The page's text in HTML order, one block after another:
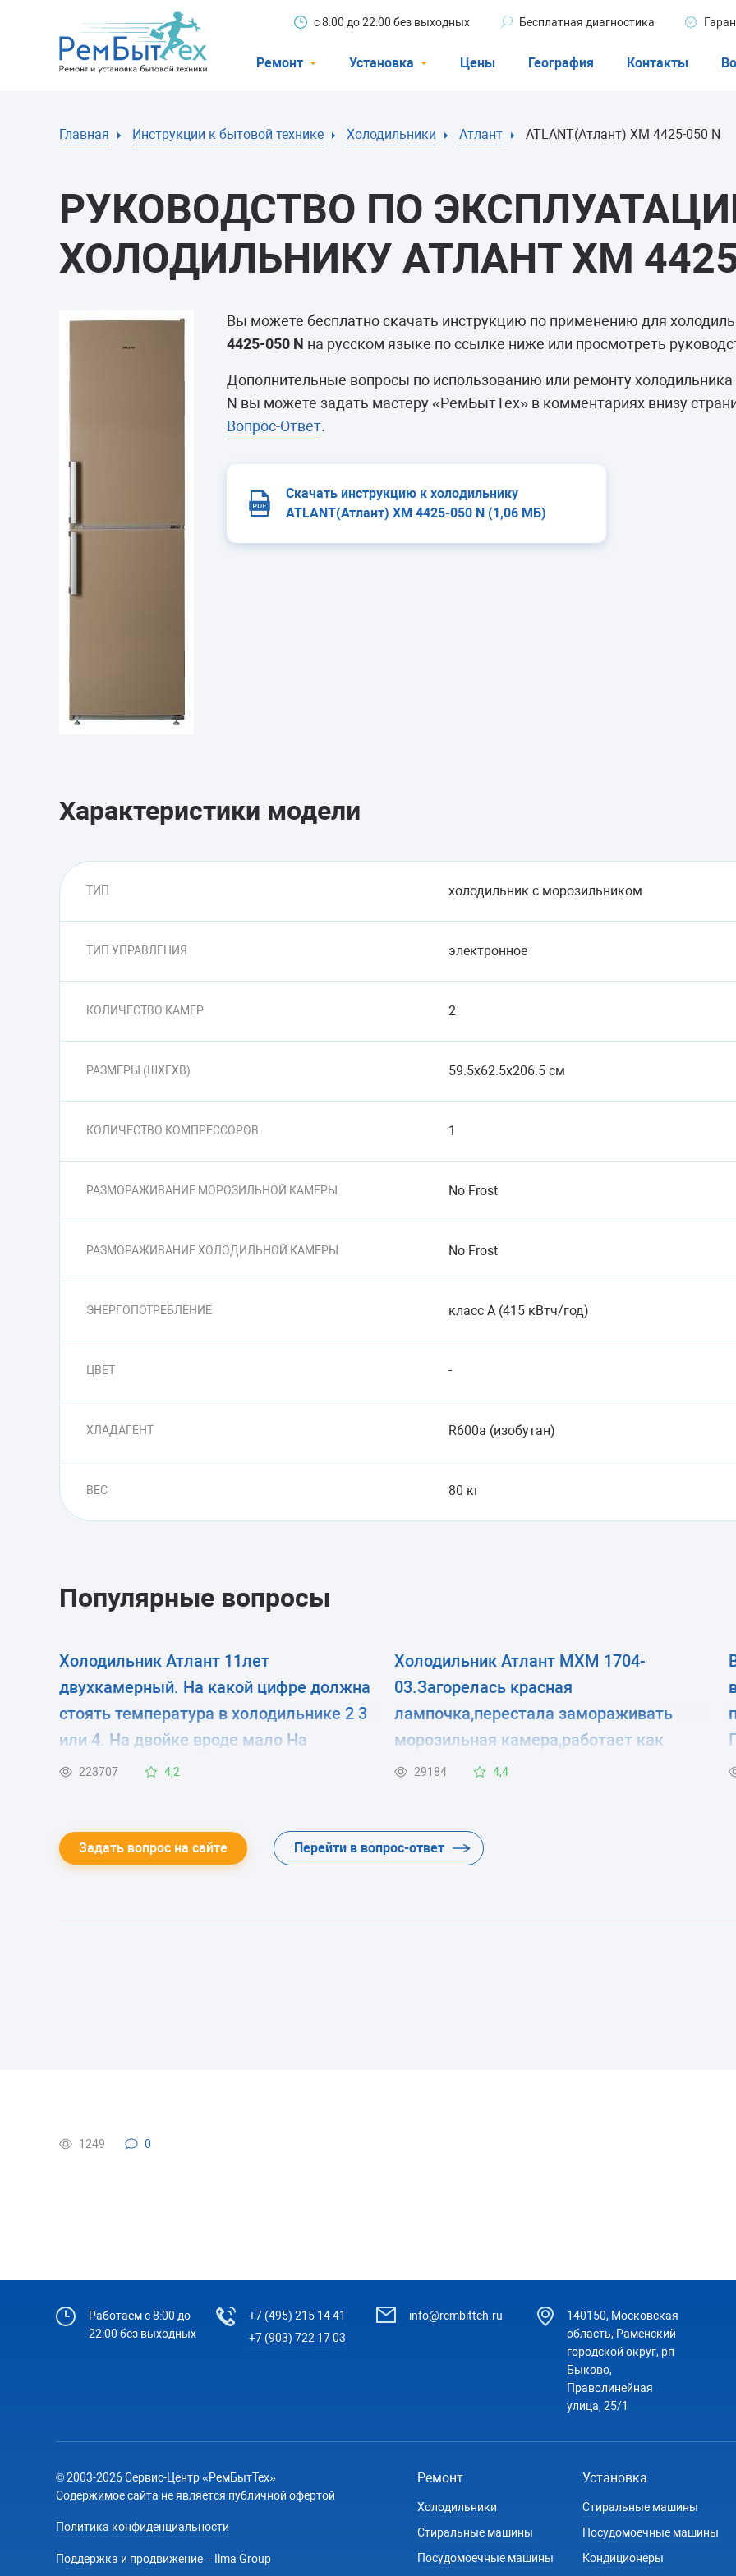
с 8:00 до 22:00 без выходных Бесплатная диагностика
Ремонт
Стиральные машины
Телевизоры
Варочные панели
Духовные шкафы
Сушильные машины
Установка
Посудомоечные машины
Цены География Контакты
Главная Инструкции к бытовой технике Холодильники Атлант ATLANT(Атлант) ХМ 4425-050 N
РУКОВОДСТВО ПО
ХОЛОДИЛЬНИКУ АТЛАНТ ХМ
Вы можете бесплатно скачать инструкцию по применению для
4425-050 N на русском языке по ссылке ниже или просмотреть
Дополнительные вопросы по использованию или ремонту
N вы можете задать мастеру «РемБытТех» в комментариях внизу
Вопрос-Ответ.
Скачать инструкцию к холодильнику
ATLANT(Атлант) ХМ 4425-050 N (1,06 МБ)
Характеристики модели
ТИП холодильник с морозильником
ТИП УПРАВЛЕНИЯ электронное
КОЛИЧЕСТВО КАМЕР 2
РАЗМЕРЫ (ШXГXВ) 59.5x62.5x206.5 см
КОЛИЧЕСТВО КОМПРЕССОРОВ 1
РАЗМОРАЖИВАНИЕ МОРОЗИЛЬНОЙ КАМЕРЫ No Frost
РАЗМОРАЖИВАНИЕ ХОЛОДИЛЬНОЙ КАМЕРЫ No Frost
ЭНЕРГОПОТРЕБЛЕНИЕ класс A (415 кВтч/год)
ЦВЕТ -
ХЛАДАГЕНТ R600a (изобутан)
ВЕС 80 кг
Популярные вопросы
Холодильник Атлант 11лет
двухкамерный. На какой цифре должна
стоять температура в холодильнике 2 3
или 4. На двойке вроде мало На
четверку ставлю летом сказали нельзя
223707 4,2
Холодильник Атлант МХМ 1704-
03.Загорелась красная
лампочка,перестала замораживать
морозильная камера,работает как
обычная хол.камера.
29184 4,4
Задать вопрос на сайте Перейти в вопрос-ответ
1249 0
Работаем с 8:00 до
22:00 без выходных
+7 (495) 215 14 41
+7 (903) 722 17 03
info@rembitteh.ru
140150, Московская
область, Раменский
городской округ, рп
Быково,
Праволинейная
улица, 25/1
© 2003-2026 Сервис-Центр «РемБытТех»
Содержимое сайта не является публичной офертой
Политика конфиденциальности
Поддержка и продвижение – Ilma Group
Ремонт
Холодильники
Стиральные машины
Посудомоечные машины
Установка
Стиральные машины
Посудомоечные машины
Кондиционеры